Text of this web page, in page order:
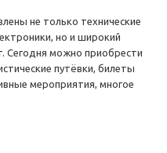
не только технические
но и широкий
Сегодня можно приобрести
путёвки, билеты
мероприятия, многое